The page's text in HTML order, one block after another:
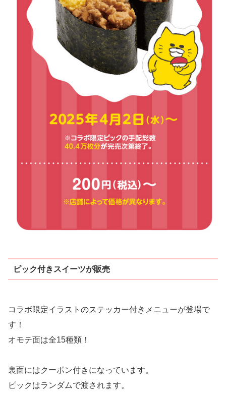
ピック付きスイーツが販売
コラボ限定イラストのステッカー付きメニューが登場で
す！
オモテ面は全15種類！
裏面にはクーポン付きになっています。
ピックはランダムで渡されます。